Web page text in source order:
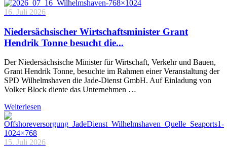
16. Juli 2026
Niedersächsischer Wirtschaftsminister Grant
Hendrik Tonne besucht die...
Der Niedersächsische Minister für Wirtschaft, Verkehr und Bauen,
Grant Hendrik Tonne, besuchte im Rahmen einer Veranstaltung der
SPD Wilhelmshaven die Jade-Dienst GmbH. Auf Einladung von
Volker Block diente das Unternehmen …
Weiterlesen
15. Juli 2026